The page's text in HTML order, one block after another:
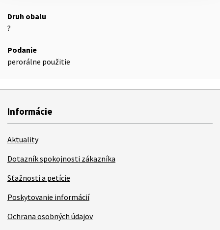
Druh obalu
?
Podanie
perorálne použitie
Informácie
Aktuality
Dotazník spokojnosti zákazníka
Sťažnosti a petície
Poskytovanie informácií
Ochrana osobných údajov